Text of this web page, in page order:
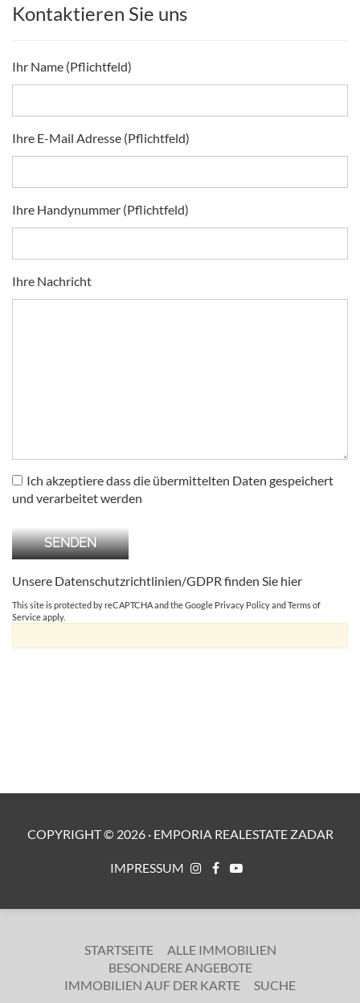
Kontaktieren Sie uns
Ihr Name (Pflichtfeld)
Ihre E-Mail Adresse (Pflichtfeld)
Ihre Handynummer (Pflichtfeld)
Ihre Nachricht
Ich akzeptiere dass die übermittelten Daten gespeichert
und verarbeitet werden
Unsere Datenschutzrichtlinien/GDPR finden Sie hier
This site is protected by reCAPTCHA and the Google Privacy PolicyandTerms of
Serviceapply.
COPYRIGHT © 2026· EMPORIA REALESTATE ZADAR
IMPRESSUM
STARTSEITE
ALLE IMMOBILIEN
BESONDERE ANGEBOTE
IMMOBILIEN AUF DER KARTE
SUCHE